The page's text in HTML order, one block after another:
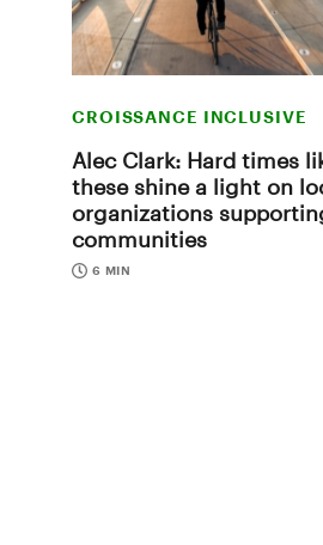
CROISSANCE INCLUSIVE
Alec Clark: Hard times
these shine a light on
organizations
communities
6 MIN